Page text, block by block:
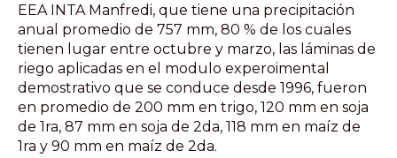
EEA INTA Manfredi, que tiene una precipitación
anual promedio de 757 mm, 80 % de los cuales
tienen lugar entre octubre y marzo, las láminas de
riego aplicadas en el modulo experoimental
demostrativo que se conduce desde 1996, fueron
en promedio de 200 mm en trigo, 120 mm en soja
de 1ra, 87 mm en soja de 2da, 118 mm en maíz de
1ra y 90 mm en maíz de 2da.